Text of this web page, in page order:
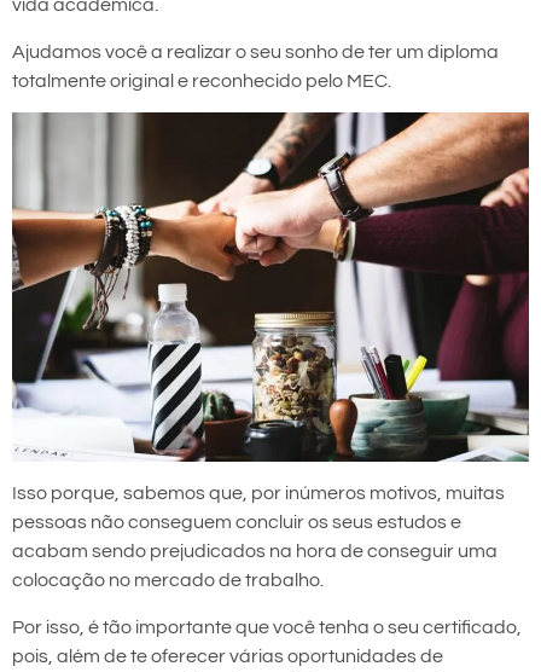
vida acadêmica.
Ajudamos você a realizar o seu sonho de ter um diploma
totalmente original e reconhecido pelo MEC.
Isso porque, sabemos que, por inúmeros motivos, muitas
pessoas não conseguem concluir os seus estudos e
acabam sendo prejudicados na hora de conseguir uma
colocação no mercado de trabalho.
Por isso, é tão importante que você tenha o seu certificado,
pois, além de te oferecer várias oportunidades de